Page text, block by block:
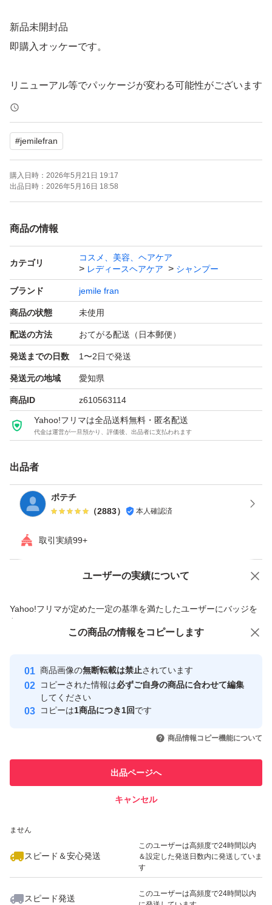
新品未開封品
即購入オッケーです。
リニューアル等でパッケージが変わる可能性がございます
ジェミールフランシャンプー_ハート_軟毛用
ミルボン
ジェミールフラン
ハート
ヘアケア
シャンプー
おすすめ髪質：やわらかい
#jemilefran
購入日時： 2026年5月21日 19:17
出品日時： 2026年5月16日 18:58
商品の情報
カテゴリ
コスメ、美容、ヘアケア
レディースヘアケア
シャンプー
ブランド jemile fran
商品の状態 未使用
配送の方法 おてがる配送（日本郵便）
発送までの日数 1〜2日で発送
発送元の地域 愛知県
商品ID z610563114
Yahoo!フリマは全品送料無料・匿名配送
代金は運営が一旦預かり、評価後、出品者に支払われます
出品者
ポテチ
（2883） 本人確認済
取引実績99+
ユーザーの実績について
Yahoo!フリマが定めた一定の基準を満たしたユーザーにバッジを
付与しています
安心取引出品者
心・安全なユーザーです
取引実績
引を完了させた実績があります
での取引実績があります
ません
スピード＆安心発送
このユーザーは高頻度で24時間以内
＆設定した発送日数内に発送していま
す
スピード発送
このユーザーは高頻度で24時間以内
価格の相談 商品への質問
この商品の情報をコピーします
商品画像の無断転載は禁止されています
コピーされた情報は必ずご自身の商品に合わせて編集
してください
コピーは1商品につき1回です
商品情報コピー機能について
出品ページへ
キャンセル
この商品をみている人にオススメ